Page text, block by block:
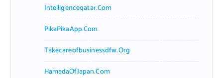
Intelligenceqatar.com
PikaPikaApp.com
Takecareofbusinessdfw.org
HamadaOfJapan.com